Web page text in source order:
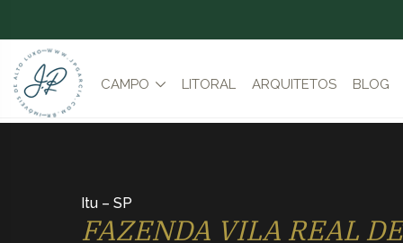
CAMPO LITORAL ARQUITETOS BLOG
Itu – SP
FAZENDA VILA REAL DE